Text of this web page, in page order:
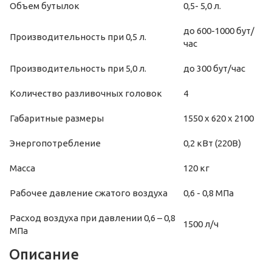
Объем бутылок 0,5- 5,0 л.
Производительность при 0,5 л.
до 600-1000 бут/
час
Производительность при 5,0 л. до 300 бут/час
Количество разливочных головок 4
Габаритные размеры 1550 х 620 х 2100
Энергопотребление 0,2 кВт (220В)
Масса 120 кг
Рабочее давление сжатого воздуха 0,6 - 0,8 МПа
Расход воздуха при давлении 0,6 – 0,8
МПа
1500 л/ч
Описание